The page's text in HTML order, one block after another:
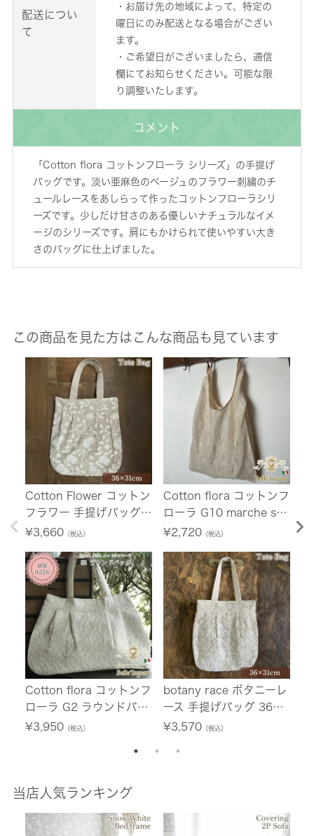
配送につい
て
・お届け先の地域によって、特定の
曜日にのみ配送となる場合がござい
ます。
・ご希望日がございましたら、通信
欄にてお知らせください。可能な限
り調整いたします。
コメント
「Cotton flora コットンフローラ シリーズ」の手提げ
バッグです。淡い亜麻色のベージュのフラワー刺繍のチ
ュールレースをあしらって作ったコットンフローラシリ
ーズです。少しだけ甘さのある優しいナチュラルなイメ
ージのシリーズです。肩にもかけられて使いやすい大き
さのバッグに仕上げました。
この商品を見た方はこんな商品も見ています
Cotton Flower コットン
フラワー 手提げバッグ 3
6×31cm
¥3,660（税込）
Cotton flora コットンフ
ローラ G2 ラウンドバッ
グ
¥3,950（税込）
Cotton flora コットンフ
ローラ G10 marche sac
マルシェバッグ
¥2,720（税込）
botany race ボタニーレ
ース 手提げバッグ 36×3
1cm
¥3,570（税込）
¥
当店人気ランキング